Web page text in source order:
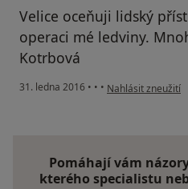
Velice oceňuji lidský
operaci mé ledviny.
Kotrbová
31. ledna 2016 • • • podle názoru
Nahlásit zneužití
Pomáhají vám
kterého specialistu